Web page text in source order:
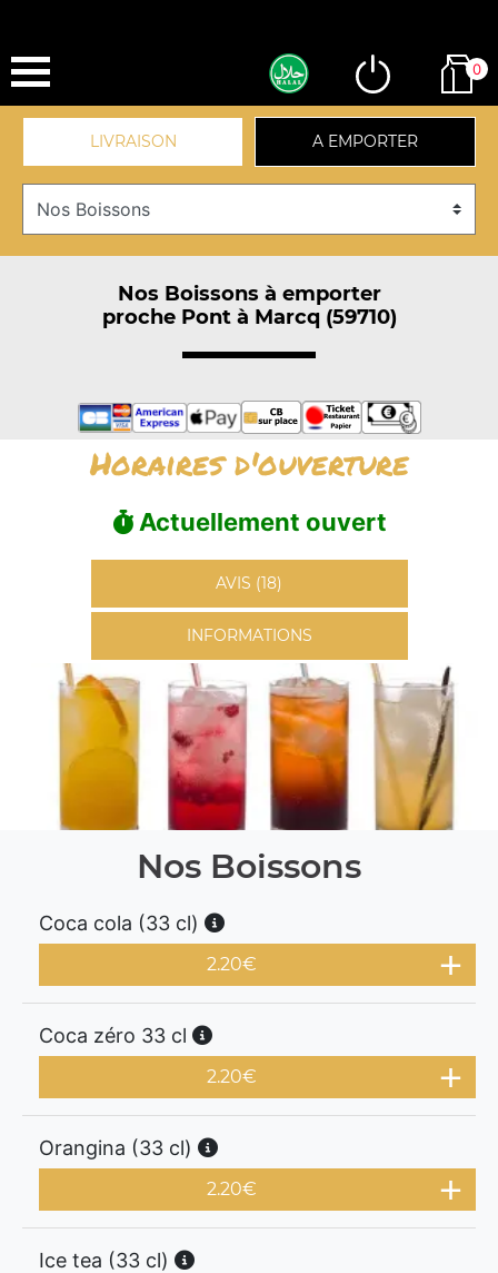
0
LIVRAISON A EMPORTER
Nos Boissons à emporter
proche Pont à Marcq (59710)
Horaires d'ouverture
Actuellement ouvert
AVIS (18)
INFORMATIONS
Nos Boissons
Coca cola (33 cl)
2.20€
Coca zéro 33 cl
2.20€
Orangina (33 cl)
2.20€
Ice tea (33 cl)